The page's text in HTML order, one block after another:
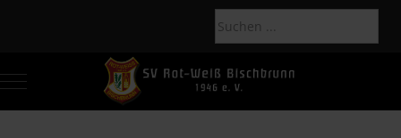
Mobile Menu Toggle